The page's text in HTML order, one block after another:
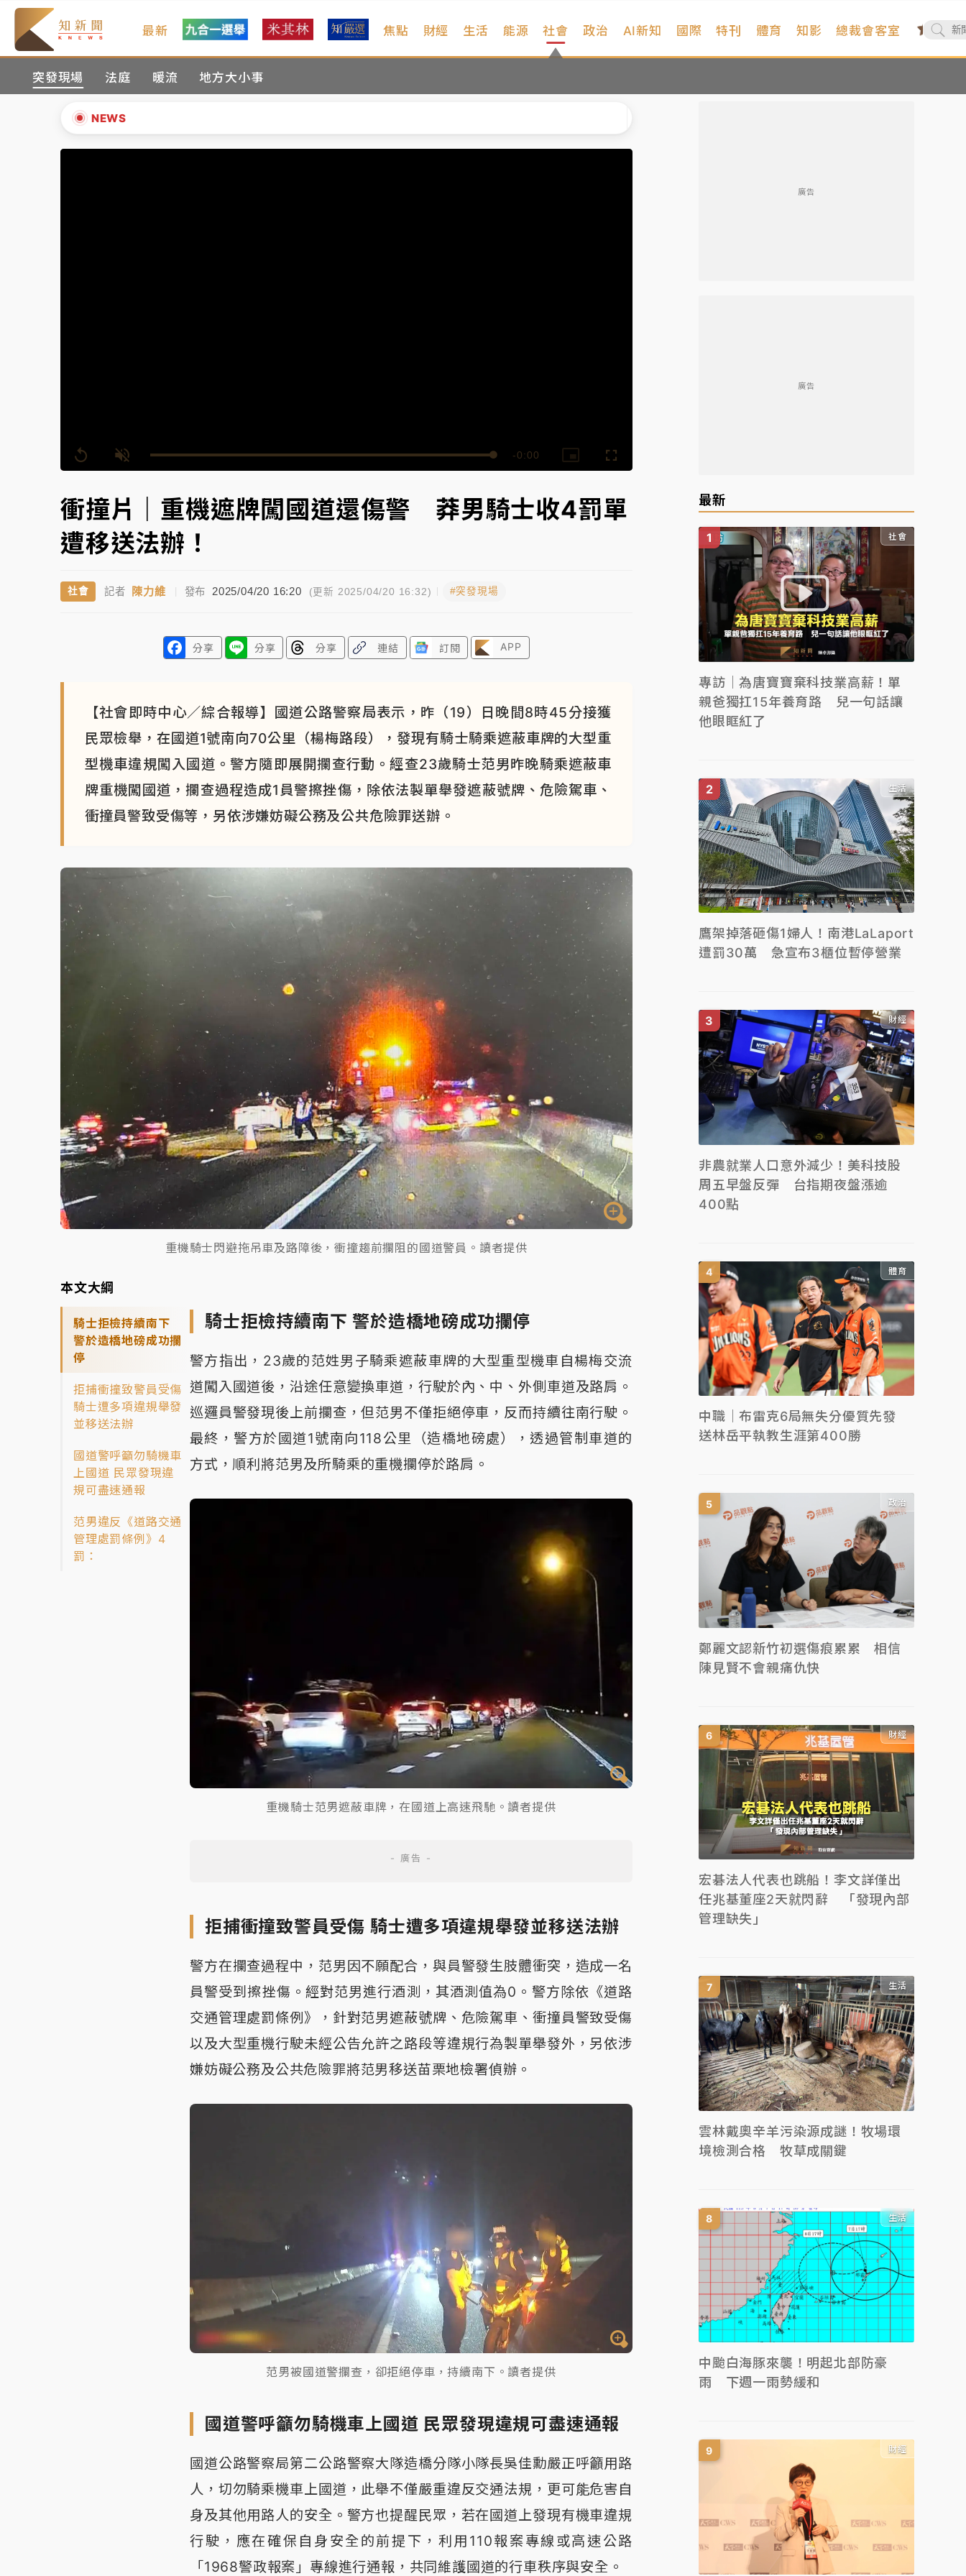
最新 焦點 財經 生活 能源 社會
突發現場 法庭 暖流 地方大小事
政治 AI新知 國際 特刊 體育 知影 總裁會客室
NEWS
暑假過三周才推「E宿新北打卡趣」！抽獎程序複雜 觀旅局回應了
中信慈善基金會想增加董事人數！辜仲諒向法院聲請遭駁 理由曝光
故宮《龍藏經》特展第2檔！今線上預約開賣一度塞車 周六起展出延長至晚上7時
Replay Unmute Loaded:
100.00%
Remaining
-0:00
Picture-
in-
Fullscreen
衝撞片｜重機遮牌闖國道還傷警 莽男騎士收4罰單
遭移送法辦！
社會 記者 陳力維 發布 2025/04/20 16:20 (更新 2025/04/20 16:32) #突發現場
分享 分享 分享 連結 訂閱 APP
【社會即時中心／綜合報導】國道公路警察局表示，昨（19）日晚間8時45分接獲
民眾檢舉，在國道1號南向70公里（楊梅路段），發現有騎士騎乘遮蔽車牌的大型重
型機車違規闖入國道。警方隨即展開攔查行動。經查23歲騎士范男昨晚騎乘遮蔽車
牌重機闖國道，攔查過程造成1員警擦挫傷，除依法製單舉發遮蔽號牌、危險駕車、
衝撞員警致受傷等，另依涉嫌妨礙公務及公共危險罪送辦。
重機騎士閃避拖吊車及路障後，衝撞趨前攔阻的國道警員。讀者提供
本文大綱
騎士拒檢持續南下
警於造橋地磅成功攔
停
拒捕衝撞致警員受傷
騎士遭多項違規舉發
並移送法辦
國道警呼籲勿騎機車
上國道 民眾發現違
規可盡速通報
范男違反《道路交通
管理處罰條例》4
罰：
騎士拒檢持續南下 警於造橋地磅成功攔停
警方指出，23歲的范姓男子騎乘遮蔽車牌的大型重型機車自楊梅交流
道闖入國道後，沿途任意變換車道，行駛於內、中、外側車道及路肩。
巡邏員警發現後上前攔查，但范男不僅拒絕停車，反而持續往南行駛。
最終，警方於國道1號南向118公里（造橋地磅處），透過管制車道的
方式，順利將范男及所騎乘的重機攔停於路肩。
重機騎士范男遮蔽車牌，在國道上高速飛馳。讀者提供
拒捕衝撞致警員受傷 騎士遭多項違規舉發並移送法辦
警方在攔查過程中，范男因不願配合，與員警發生肢體衝突，造成一名
員警受到擦挫傷。經對范男進行酒測，其酒測值為0。警方除依《道路
交通管理處罰條例》，針對范男遮蔽號牌、危險駕車、衝撞員警致受傷
以及大型重機行駛未經公告允許之路段等違規行為製單舉發外，另依涉
嫌妨礙公務及公共危險罪將范男移送苗栗地檢署偵辦。
范男被國道警攔查，卻拒絕停車，持續南下。讀者提供
國道警呼籲勿騎機車上國道 民眾發現違規可盡速通報
國道公路警察局第二公路警察大隊造橋分隊小隊長吳佳勳嚴正呼籲用路
人，切勿騎乘機車上國道，此舉不僅嚴重違反交通法規，更可能危害自
身及其他用路人的安全。警方也提醒民眾，若在國道上發現有機車違規
行駛，應在確保自身安全的前提下，利用110報案專線或高速公路
「1968警政報案」專線進行通報，共同維護國道的行車秩序與安全。
廣告
廣告
最新
社會
專訪｜為唐寶寶棄科技業高薪！單
親爸獨扛15年養育路 兒一句話讓
他眼眶紅了
生活
鷹架掉落砸傷1婦人！南港LaLaport
遭罰30萬 急宣布3櫃位暫停營業
財經
非農就業人口意外減少！美科技股
周五早盤反彈 台指期夜盤漲逾
400點
體育
中職｜布雷克6局無失分優質先發
送林岳平執教生涯第400勝
政治
鄭麗文認新竹初選傷痕累累 相信
陳見賢不會親痛仇快
財經
宏碁法人代表也跳船！李文詳僅出
任兆基董座2天就閃辭 「發現內部
管理缺失」
生活
雲林戴奧辛羊污染源成謎！牧場環
境檢測合格 牧草成關鍵
生活
中颱白海豚來襲！明起北部防豪
雨 下週一雨勢緩和
財經